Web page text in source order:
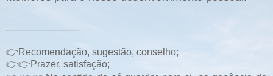
👉Recomendação, sugestão, conselho;
👉👉Prazer, satisfação;